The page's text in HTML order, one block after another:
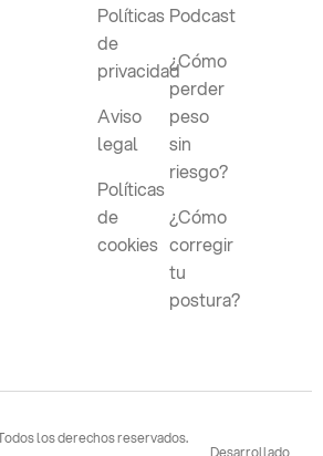
Políticas
de
privacidad
Aviso
legal
Políticas
de
cookies
Podcast
¿Cómo
perder
peso
sin
riesgo?
¿Cómo
corregir
tu
postura?
los derechos reservados.
Desarrollado